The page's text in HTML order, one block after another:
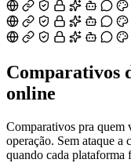
Comparativos
online
Comparativos pra quem
operação. Sem ataque a
quando cada plataforma